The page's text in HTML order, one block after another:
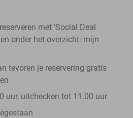
met 'Social Deal
onder het overzicht: mijn
tevoren je reservering gratis
uur, uitchecken tot 11.00 uur